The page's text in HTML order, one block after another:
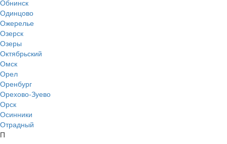
Обнинск
Одинцово
Ожерелье
Озерск
Озеры
Октябрьский
Омск
Орел
Оренбург
Орехово-Зуево
Орск
Осинники
Отрадный
П